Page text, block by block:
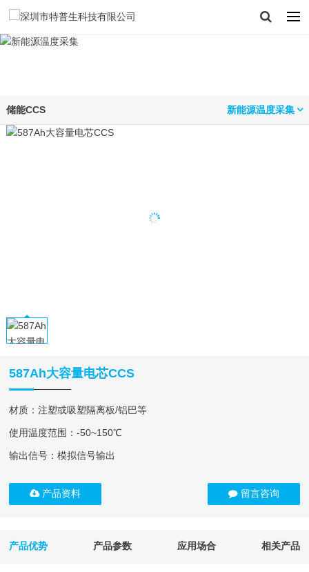
储能CCS 新能源温度采集
587Ah大容量电芯CCS
材质：注塑或吸塑隔离板/铝巴等
使用温度范围：-50~150℃
输出信号：模拟信号输出
产品资料 留言咨询
产品优势 产品参数 应用场合 相关产品